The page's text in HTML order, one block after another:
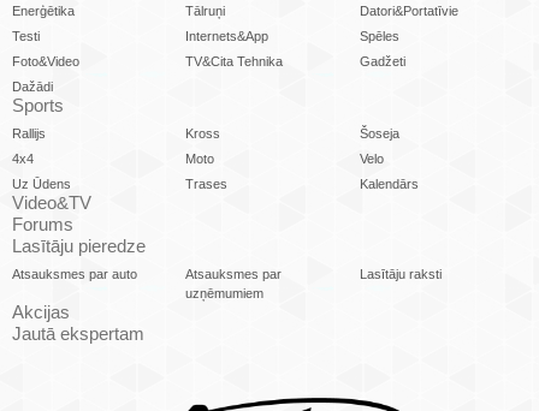
Enerģētika Tālruņi
Datori&Portatīvie
Testi
Internets&App
Spēles
Foto&Video
TV&Cita Tehnika
Gadžeti
Dažādi
Sports
Rallijs Kross
Šoseja
4x4
Moto
Velo
Uz Ūdens
Trases Kalendārs
Video&TV
Forums
Lasītāju pieredze
Atsauksmes par auto
Atsauksmes par
uzņēmumiem
Lasītāju raksti
Akcijas
Jautā ekspertam